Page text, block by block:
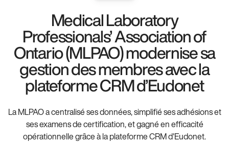
Medical Laboratory
Professionals’ Association of
Ontario (MLPAO) modernise sa
gestion des membres avec la
plateforme CRM d’Eudonet
La MLPAO a centralisé ses données, simplifié ses adhésions et
ses examens de certification, et gagné en efficacité
opérationnelle grâce à la plateforme CRM d'Eudonet.